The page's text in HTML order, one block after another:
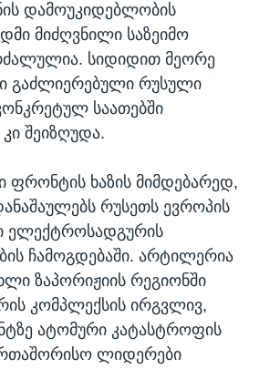
დამოუკიდებლობის
მიძღვნილი საზეიმო
სიდიდით მეორე
გაძლიერებული რუსული
საათებში
შეიზღუდა.
ფრონტის ხაზის მიმდებარედ,
რუსეთს ევროპის
ელექტროსადგურის
ჩამოგდებაში. არტილერია
ზაპორიჟიის რეგიონში
კომპლექსის ირგვლივ,
ატომური კატასტროფის
ლიდერები